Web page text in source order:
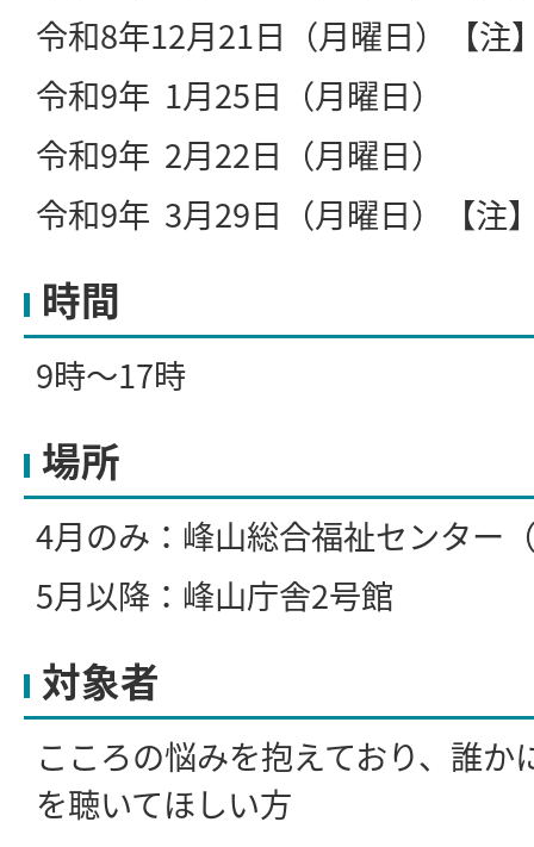
令和8年12月21日（月曜日）【注
令和9年 1月25日（月曜日）
令和9年 2月22日（月曜日）
令和9年 3月29日（月曜日）【注
時間
9時～17時
場所
4月のみ：峰山総合福祉センター
5月以降：峰山庁舎2号館
対象者
こころの悩みを抱えており、誰か
を聴いてほしい方